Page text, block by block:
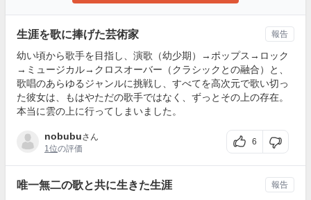
生涯を歌に捧げた芸術家
幼い頃から歌手を目指し、演歌（幼少期）→ポップス→ロック
→ミュージカル→クロスオーバー（クラシックとの融合）と、
歌唱のあらゆるジャンルに挑戦し、すべてを高次元で歌い切っ
た彼女は、もはやただの歌手ではなく、ずっとその上の存在。
本当に雲の上に行ってしまいました。
nobubuさん
1位の評価
6
報告
唯一無二の歌と共に生きた生涯 報告